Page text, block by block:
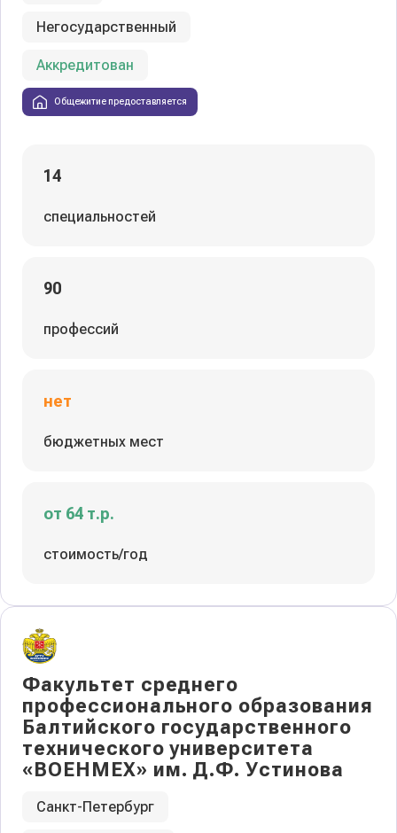
Негосударственный
Аккредитован
Общежитие предоставляется
14
специальностей
90
профессий
нет
бюджетных мест
от 64 т.р.
стоимость/год
Факультет среднего
профессионального образования
Балтийского государственного
технического университета
«ВОЕНМЕХ» им. Д.Ф. Устинова
Санкт-Петербург